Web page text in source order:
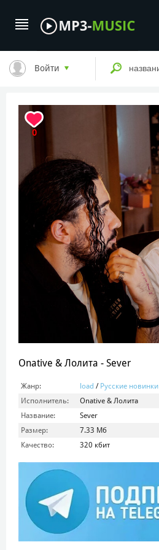
Войти
0
Onative & Лолита - Sever
Жанр: load / Русские новинки
Исполнитель:
Onative & Лолита
Название:
Sever
Размер:
7.33 Мб
Качество:
320 кбит